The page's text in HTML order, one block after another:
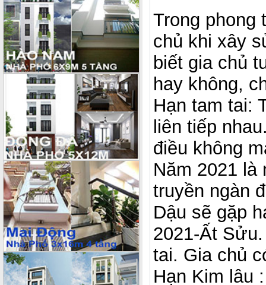
Trong phong
chủ khi xây
biết gia chủ
hay không,
Hạn tam tai:
liên tiếp
điều không
Năm 2021
truyền ngàn
Dậu sẽ gặp
2021-Ất
tai. Gia chủ
Hạn Kim lâu